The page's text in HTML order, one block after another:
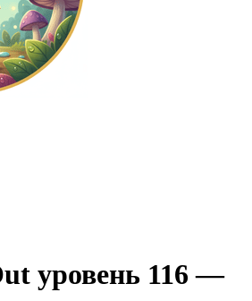
уровень 116 —